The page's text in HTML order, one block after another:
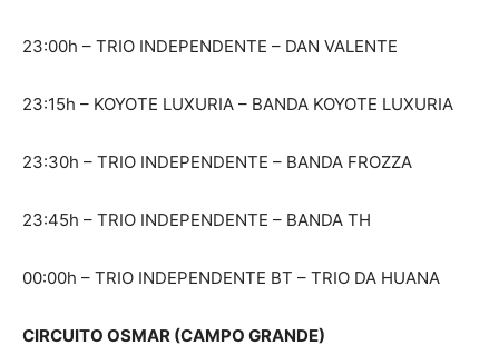
23:00h – TRIO INDEPENDENTE – DAN VALENTE
23:15h – KOYOTE LUXURIA – BANDA KOYOTE LUXURIA
23:30h – TRIO INDEPENDENTE – BANDA FROZZA
23:45h – TRIO INDEPENDENTE – BANDA TH
00:00h – TRIO INDEPENDENTE BT – TRIO DA HUANA
CIRCUITO OSMAR (CAMPO GRANDE)